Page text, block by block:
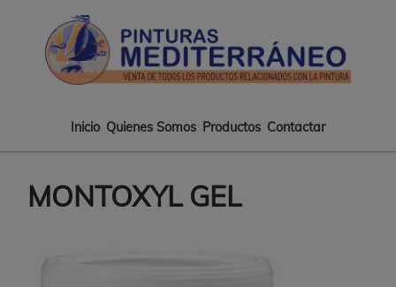
contenido
principal
Main
Inicio Quienes Somos Productos Contactar
MONTOXYL GEL